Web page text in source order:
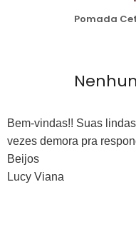
Pomada
Bem-vindas!! Suas
vezes demora pra
Beijos
Lucy Viana